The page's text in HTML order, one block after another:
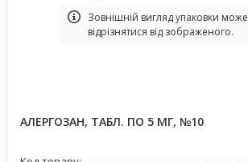
Зовнішній вигляд упаковки може
відрізнятися від зображеного.
АЛЕРГОЗАН, ТАБЛ. ПО 5 МГ, №10